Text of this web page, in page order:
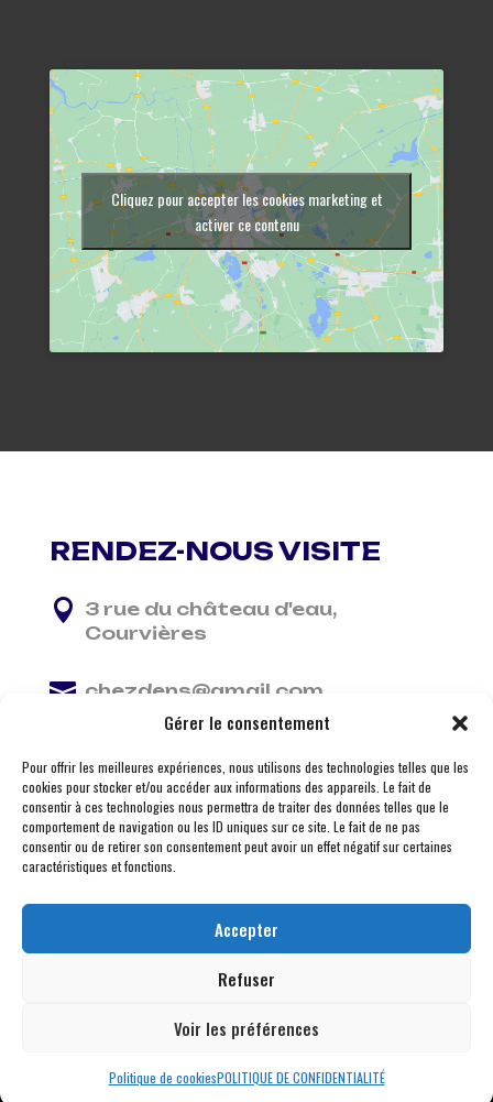
Gérer le consentement
Pour offrir les meilleures expériences, nous utilisons des technologies telles que les
cookies pour stocker et/ou accéder aux informations des appareils. Le fait de
consentir à ces technologies nous permettra de traiter des données telles que le
comportement de navigation ou les ID uniques sur ce site. Le fait de ne pas
consentir ou de retirer son consentement peut avoir un effet négatif sur certaines
caractéristiques et fonctions.
Accepter
Refuser
Voir les préférences
Politique de cookiesPOLITIQUE DE CONFIDENTIALITÉ
Cliquez pour accepter les cookies marketing et
activer ce contenu
RENDEZ-NOUS VISITE
 3 rue du château d'eau,
Courvières
 chezdens@gmail.com
© 2026 M Development–Mentions légales